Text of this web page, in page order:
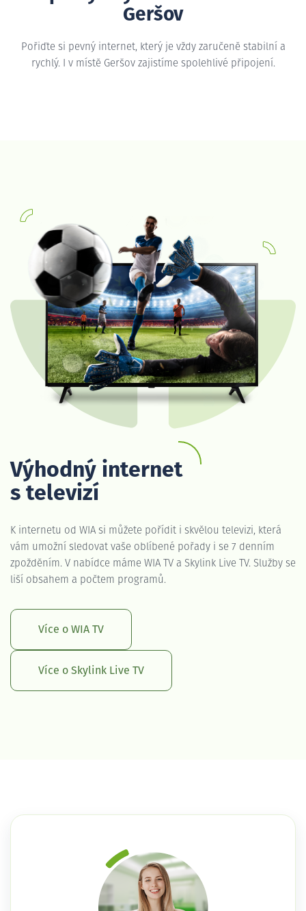
Geršov
Pořiďte si pevný internet, který je vždy zaručeně stabilní a
rychlý. I v místě Geršov zajistíme spolehlivé připojení.
Výhodný internet
s televizí
K internetu od WIA si můžete pořídit i skvělou televizi, která
vám umožní sledovat vaše oblíbené pořady i se 7 denním
zpožděním. V nabídce máme WIA TV a Skylink Live TV. Služby se
liší obsahem a počtem programů.
Více o WIA TV
Více o Skylink Live TV